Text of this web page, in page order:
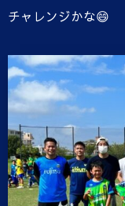
チャレンジかな😄